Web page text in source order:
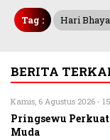
Tag : Hari
BERITA
Kamis, 6 Agustus 2026 -
Pringsewu
Muda